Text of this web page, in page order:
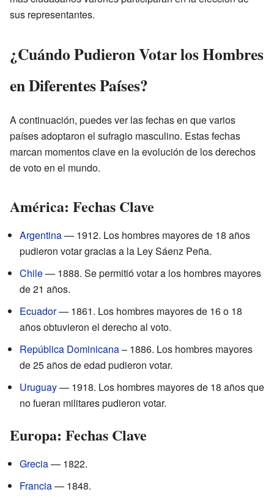
sus representantes.
¿Cuándo Pudieron Votar los Hombres
en Diferentes Países?
A continuación, puedes ver las fechas en que varios
países adoptaron el sufragio masculino. Estas fechas
marcan momentos clave en la evolución de los derechos
de voto en el mundo.
América: Fechas Clave
Argentina— 1912. Los hombres mayores de 18 años
pudieron votar gracias a la Ley Sáenz Peña.
Chile— 1888. Se permitió votar a los hombres mayores
de 21 años.
Ecuador— 1861. Los hombres mayores de 16 o 18
años obtuvieron el derecho al voto.
República Dominicana– 1886. Los hombres mayores
de 25 años de edad pudieron votar.
Uruguay— 1918. Los hombres mayores de 18 años que
no fueran militares pudieron votar.
Europa: Fechas Clave
Grecia— 1822.
Francia— 1848.